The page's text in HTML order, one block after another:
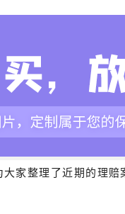
家整理了近期的理